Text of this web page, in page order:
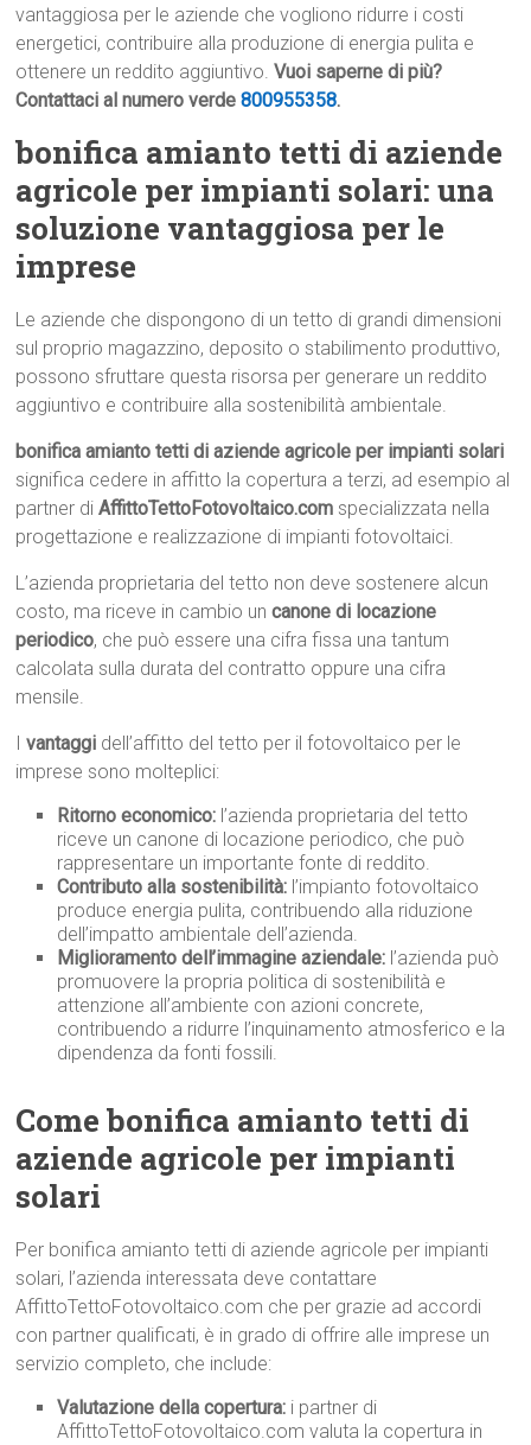
vantaggiosa per le aziende che vogliono ridurre i costi
energetici, contribuire alla produzione di energia pulita e
ottenere un reddito aggiuntivo.Vuoi saperne di più?
Contattaci al numero verde800955358.
bonifica amianto tetti di aziende
agricole per impianti solari: una
soluzione vantaggiosa per le
imprese
Le aziende che dispongono di un tetto di grandi dimensioni
sul proprio magazzino, deposito o stabilimento produttivo,
possono sfruttare questa risorsa per generare un reddito
aggiuntivo e contribuire alla sostenibilità ambientale.
bonifica amianto tetti di aziende agricole per impianti solari
significa cedere in affitto la copertura a terzi, ad esempio al
partner diAffittoTettoFotovoltaico.com specializzata nella
progettazione e realizzazione di impianti fotovoltaici.
L’azienda proprietaria del tetto non deve sostenere alcun
costo, ma riceve in cambio uncanone di locazione
periodico, che può essere una cifra fissa una tantum
calcolata sulla durata del contratto oppure una cifra
mensile.
Ivantaggi dell’affitto del tetto per il fotovoltaico per le
imprese sono molteplici:
Ritorno economico: l’azienda proprietaria del tetto
riceve un canone di locazione periodico, che può
rappresentare un importante fonte di reddito.
Contributo alla sostenibilità: l’impianto fotovoltaico
produce energia pulita, contribuendo alla riduzione
dell’impatto ambientale dell’azienda.
Miglioramento dell’immagine aziendale: l’azienda può
promuovere la propria politica di sostenibilità e
attenzione all’ambiente con azioni concrete,
contribuendo a ridurre l’inquinamento atmosferico e la
dipendenza da fonti fossili.
Come bonifica amianto tetti di
aziende agricole per impianti
solari
Per bonifica amianto tetti di aziende agricole per impianti
solari, l’azienda interessata deve contattare
AffittoTettoFotovoltaico.com che per grazie ad accordi
con partner qualificati, è in grado di offrire alle imprese un
servizio completo, che include:
Valutazione della copertura: i partner di
AffittoTettoFotovoltaico.com valuta la copertura in